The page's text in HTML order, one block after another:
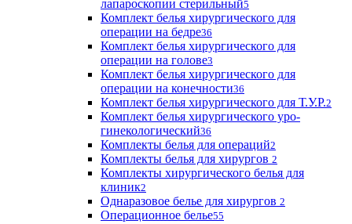
лапароскопии стерильный5
Комплект белья хирургического для
операции на бедре36
Комплект белья хирургического для
операции на голове3
Комплект белья хирургического для
операции на конечности36
Комплект белья хирургического для Т.У.Р.2
Комплект белья хирургического уро-
гинекологический36
Комплекты белья для операций2
Комплекты белья для хирургов 2
Комплекты хирургического белья для
клиник2
Однаразовое белье для хирургов 2
Операционное белье55